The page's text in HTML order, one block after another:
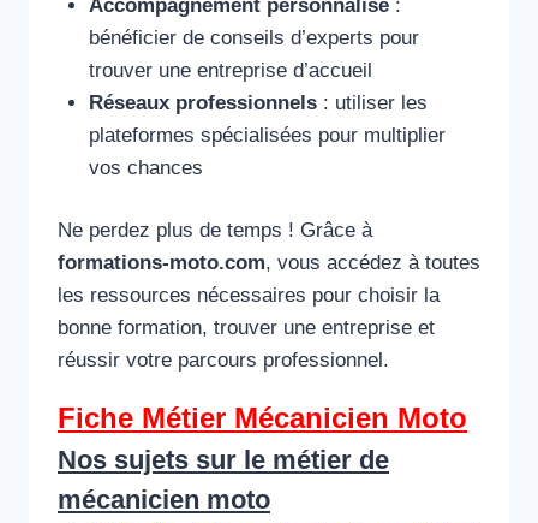
Accompagnement personnalisé:
bénéficier de conseils d’experts pour
trouver une entreprise d’accueil
Réseaux professionnels: utiliser les
plateformes spécialisées pour multiplier
vos chances
Ne perdez plus de temps ! Grâce à
formations-moto.com, vous accédez à toutes
les ressources nécessaires pour choisir la
bonne formation, trouver une entreprise et
réussir votre parcours professionnel.
Fiche Métier Mécanicien Moto
Nos sujets sur le métier de
mécanicien moto